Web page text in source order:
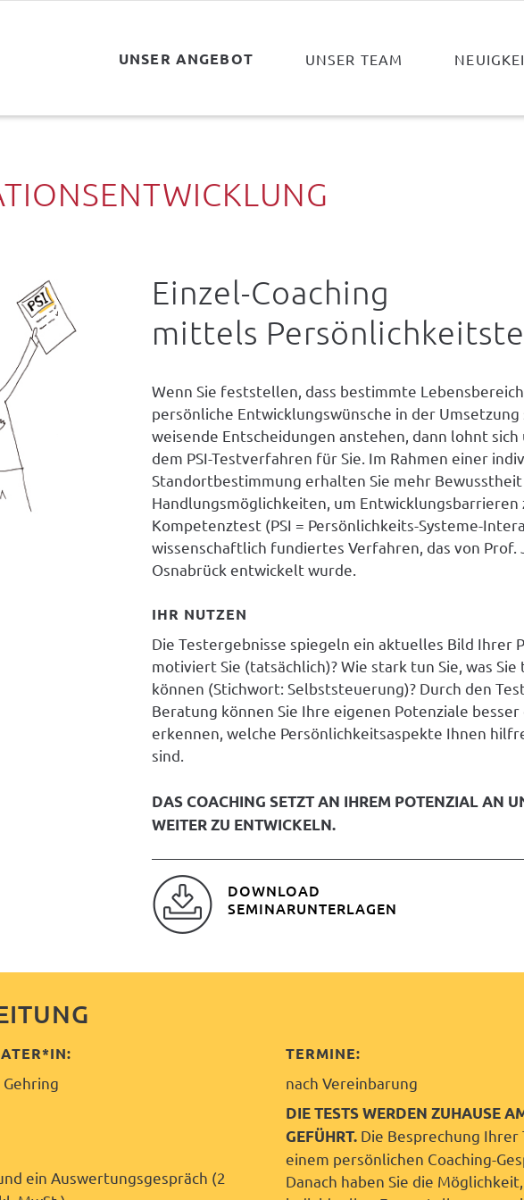
UNSER ANGEBOT UNSER TEAM
Einzel-Coaching
mittels
Wenn Sie feststellen, dass bestimmte
persönliche Entwicklungswünsche in der
weisende Entscheidungen anstehen, dann lohnt
dem PSI-Testver­fahren für Sie. Im Rahmen einer
Standortbestimmung erhalten Sie mehr
Handlungsmöglich­keiten, um Ent­wicklungsbarrieren
Kompetenztest (PSI = Persönlichkeits-Systeme-
wissenschaftlich fundiertes Ver­fahren, das von Prof.
Osnabrück ent­wickelt wurde.
IHR NUTZEN
Die Testergebnisse spiegeln ein aktuelles Bild Ihrer
motiviert Sie (tatsächlich)? Wie stark tun Sie, was
können (Stichwort: Selbststeuerung)? Durch den
Beratung können Sie Ihre eigenen Potenziale
erkennen, welche Persönlichkeitsaspekte Ihnen
sind.
DAS COACHING SETZT AN IHREM POTENZIAL AN
WEITER ZU ENTWICKELN.
DOWNLOAD
SEMINARUNTERLAGEN
ein Auswertungsgespräch (2
TERMINE:
nach Vereinbarung
DIE TESTS WERDEN ZUHAUSE
GEFÜHRT. Die Besprechung
einem persönlichen Coaching-
Danach haben Sie die